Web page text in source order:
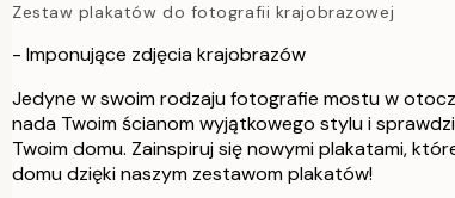
40x50 cm
50x70 cm
70x100 cm
100x150 cm
Zestaw plakatów do fotografii krajobrazowej
- Imponujące zdjęcia krajobrazów
Jedyne w swoim rodzaju fotografie mostu w
nada Twoim ścianom wyjątkowego stylu i
Twoim domu. Zainspiruj się nowymi plakatami,
domu dzięki naszym zestawom plakatów!